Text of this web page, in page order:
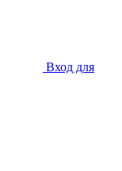
Вход для